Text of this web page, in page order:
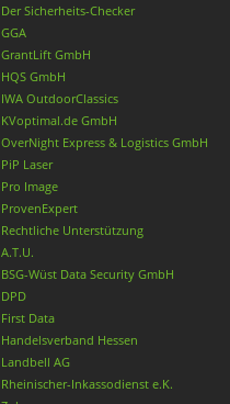
Der Sicherheits-Checker
GGA
GrantLift GmbH
HQS GmbH
IWA OutdoorClassics
KVoptimal.de GmbH
OverNight Express & Logistics GmbH
PiP Laser
Pro Image
ProvenExpert
Rechtliche Unterstützung
A.T.U.
BSG-Wüst Data Security GmbH
DPD
First Data
Handelsverband Hessen
Landbell AG
Rheinischer-Inkassodienst e.K.